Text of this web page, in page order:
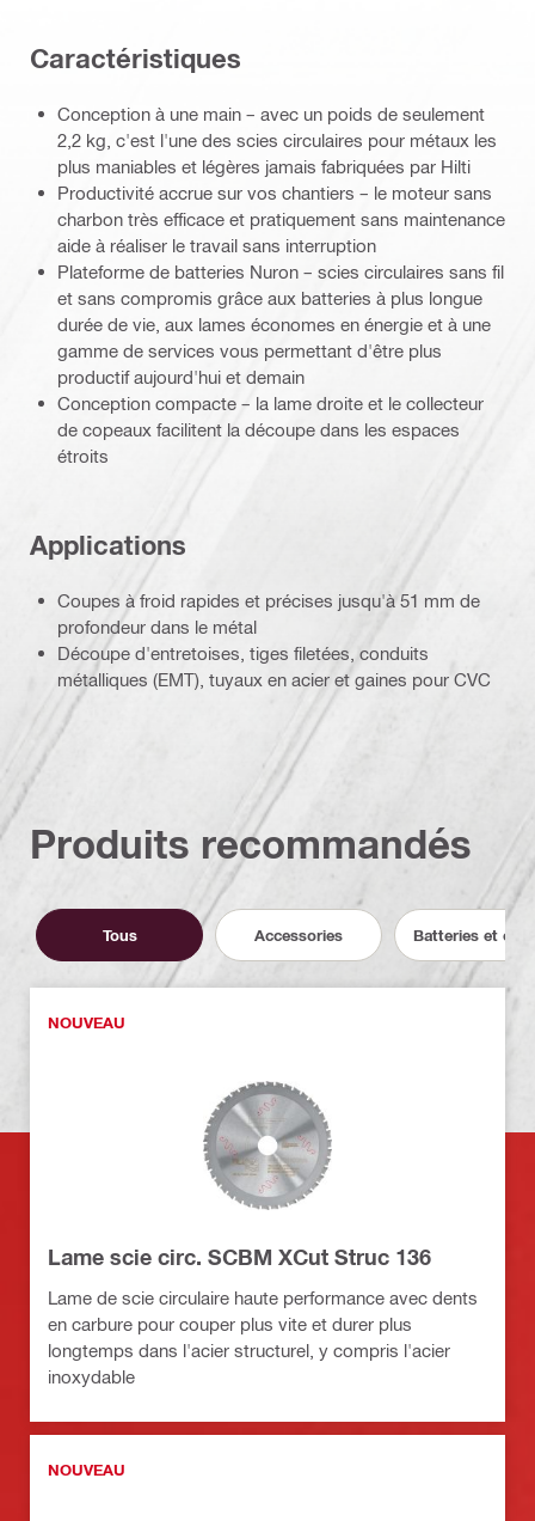
Caractéristiques
Conception à une main – avec un poids de seulement
2,2 kg, c'est l'une des scies circulaires pour métaux les
plus maniables et légères jamais fabriquées par Hilti
Productivité accrue sur vos chantiers – le moteur sans
charbon très efficace et pratiquement sans maintenance
aide à réaliser le travail sans interruption
Plateforme de batteries Nuron – scies circulaires sans fil
et sans compromis grâce aux batteries à plus longue
durée de vie, aux lames économes en énergie et à une
gamme de services vous permettant d'être plus
productif aujourd'hui et demain
Conception compacte – la lame droite et le collecteur
de copeaux facilitent la découpe dans les espaces
étroits
Applications
Coupes à froid rapides et précises jusqu'à 51 mm de
profondeur dans le métal
Découpe d'entretoises, tiges filetées, conduits
métalliques (EMT), tuyaux en acier et gaines pour CVC
Produits recommandés
Tous Accessories Batteries et
NOUVEAU
Lame scie circ. SCBM XCut Struc 136
Lame de scie circulaire haute performance avec dents
en carbure pour couper plus vite et durer plus
longtemps dans l'acier structurel, y compris l'acier
inoxydable
NOUVEAU